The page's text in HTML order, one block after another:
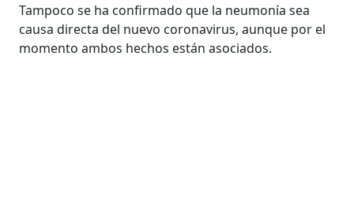
Tampoco se ha confirmado que la neumonía sea
causa directa del nuevo coronavirus, aunque por el
momento ambos hechos están asociados.